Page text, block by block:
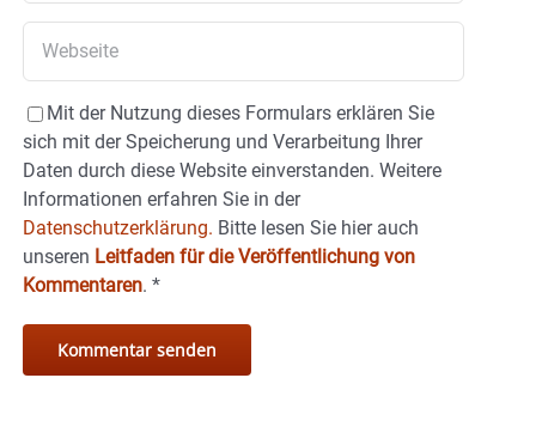
Mit der Nutzung dieses Formulars erklären Sie
sich mit der Speicherung und Verarbeitung Ihrer
Daten durch diese Website einverstanden. Weitere
Informationen erfahren Sie in der
Datenschutzerklärung. Bitte lesen Sie hier auch
unseren Leitfaden für die Veröffentlichung von
Kommentaren. *